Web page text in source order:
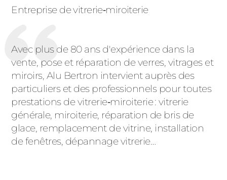
Entreprise de vitrerie‑miroiterie
Avec plus de 80 ans d'expérience dans la
vente, pose et réparation de verres, vitrages et
miroirs, Alu Bertron intervient auprès des
particuliers et des professionnels pour toutes
prestations de vitrerie‑miroiterie : vitrerie
générale, miroiterie, réparation de bris de
glace, remplacement de vitrine, installation
de fenêtres, dépannage vitrerie…